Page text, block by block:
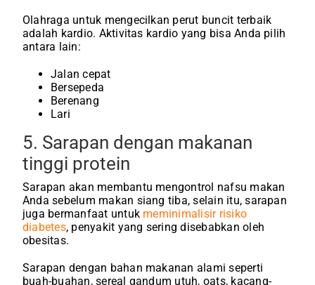
Olahraga untuk mengecilkan perut buncit terbaik
adalah kardio. Aktivitas kardio yang bisa Anda pilih
antara lain:
Jalan cepat
Bersepeda
Berenang
Lari
5. Sarapan dengan makanan
tinggi protein
Sarapan akan membantu mengontrol nafsu makan
Anda sebelum makan siang tiba, selain itu, sarapan
juga bermanfaat untuk meminimalisir risiko
diabetes, penyakit yang sering disebabkan oleh
obesitas.
Sarapan dengan bahan makanan alami seperti
buah-buahan, sereal gandum utuh, oats, kacang-